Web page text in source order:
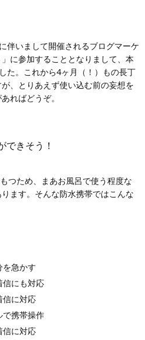
伴いまして開催されるブログマーケ
に参加することとなりまして、本
た。これから4ヶ月（！）もの長丁
、とりあえず使い込む前の妄想を
ればどうぞ。
できそう！
つため、まあお風呂で使う程度な
ます。そんな防水携帯ではこんな
を急かす
信にも対応
信に対応
で携帯操作
信に対応